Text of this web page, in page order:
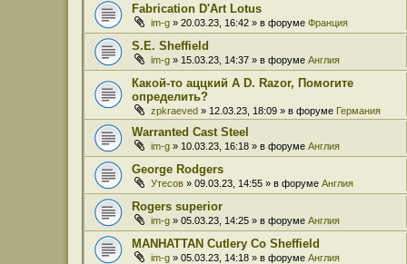
Fabrication D'Art Lotus
im-g » 20.03.23, 16:42 » в форуме Франция
S.E. Sheffield
im-g » 15.03.23, 14:37 » в форуме Англия
Какой-то аццкий A D. Razor, Помогите
определить?
zpkraeved » 12.03.23, 18:09 » в форуме Германия
Warranted Cast Steel
im-g » 10.03.23, 16:18 » в форуме Англия
George Rodgers
Утесов » 09.03.23, 14:55 » в форуме Англия
Rogers superior
im-g » 05.03.23, 14:25 » в форуме Англия
MANHATTAN Cutlery Co Sheffield
im-g » 05.03.23, 14:18 » в форуме Англия